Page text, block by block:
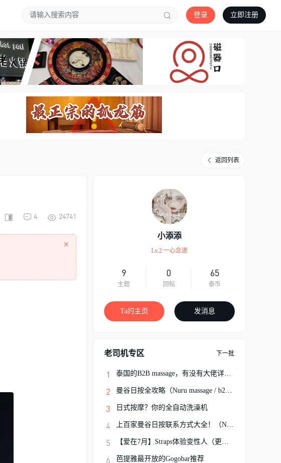
登录 立即注册
返回列表
24741
4
×
小添添
Lv.2 一心念道
9
主题
0
回帖
65
泰币
Ta的主页 发消息
老司机专区 下一批
泰国的B2B massage，有没有大佬详细解说一
曼谷日按全攻略（Nuru massage / b2b按摩避
日式按摩？你的全自动洗澡机
上百家曼谷日按联系方式大全！（Nuru Massa
【爱在7月】Straps体验变性人（更新完结）
芭提雅最开放的Gogobar推荐